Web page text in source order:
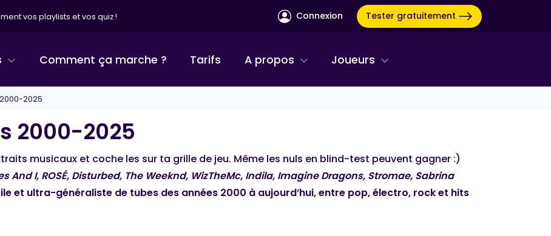
vos playlists et vos quiz ! Connexion Tester gratuitement
Comment ça marche ? Tarifs A propos Joueurs
2025
2000-2025
musicaux et coche les sur ta grille de jeu. Même les nuls en blind-test peuvent gagner :)
And I, ROSÉ, Disturbed, The Weeknd, WizTheMc, Indila, Imagine Dragons, Stromae, Sabrina
et ultra-généraliste de tubes des années 2000 à aujourd’hui, entre pop, électro, rock et hits